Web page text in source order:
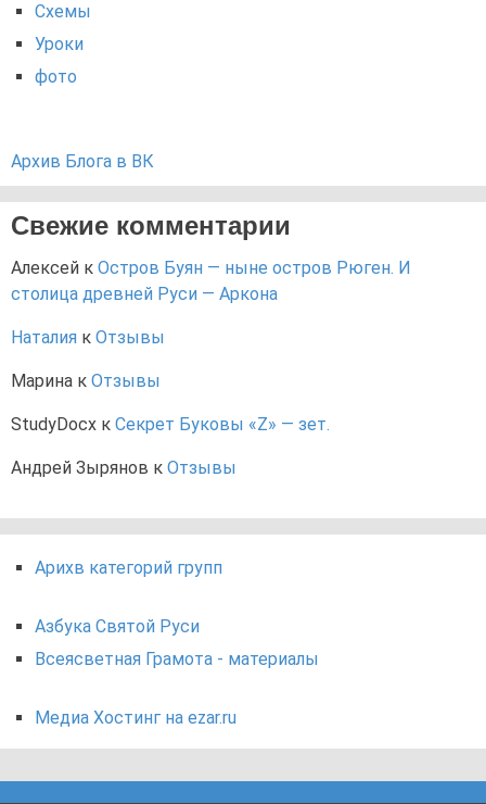
Схемы
Уроки
фото
Архив Блога в ВК
Свежие комментарии
Алексей к Остров Буян — ныне остров Рюген. И
столица древней Руси — Аркона
Наталия к Отзывы
Марина к Отзывы
StudyDocx к Секрет Буковы «Z» — зет.
Андрей Зырянов к Отзывы
Арихв категорий групп
Азбука Святой Руси
Всеясветная Грамота - материалы
Медиа Хостинг на ezar.ru